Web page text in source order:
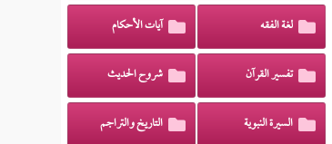
لغة الفقه آيات الأحكام
تفسير القرآن شروح الحديث
السيرة النبوية التاريخ والتراجم